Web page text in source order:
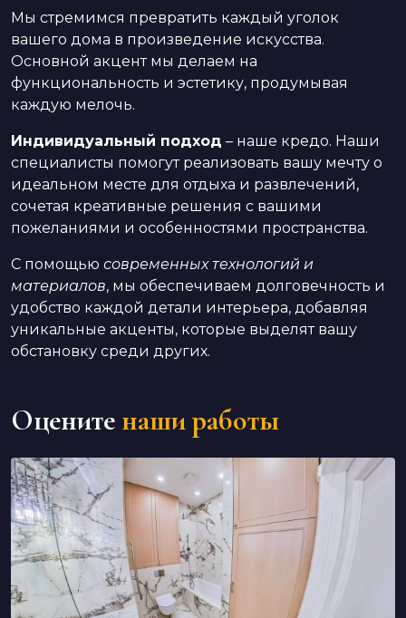
Мы стремимся превратить каждый уголок
вашего дома в произведение искусства.
Основной акцент мы делаем на
функциональность и эстетику, продумывая
каждую мелочь.
Индивидуальный подход – наше кредо. Наши
специалисты помогут реализовать вашу мечту о
идеальном месте для отдыха и развлечений,
сочетая креативные решения с вашими
пожеланиями и особенностями пространства.
С помощью современных технологий и
материалов, мы обеспечиваем долговечность и
удобство каждой детали интерьера, добавляя
уникальные акценты, которые выделят вашу
обстановку среди других.
Оцените наши работы